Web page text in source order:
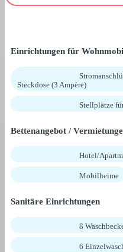
Einrichtungen für
Steckdose (3 Ampère)
Stellplätze
Bettenangebot /
Hotel/
Mobilheime
Sanitäre Einrichtungen
8
6